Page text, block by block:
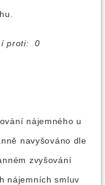
proti: 0
nájemného u
navyšováno dle
zvyšování
nájemních smluv